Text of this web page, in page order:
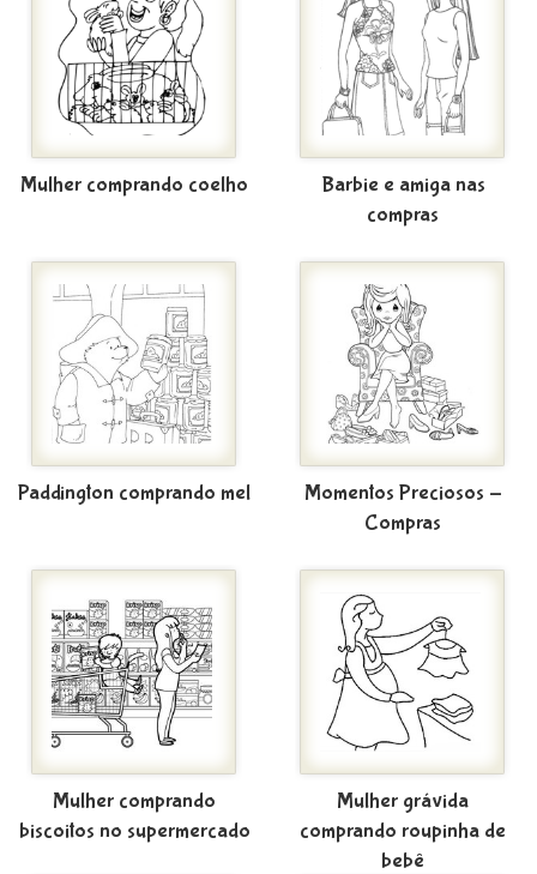
Mulher comprando coelho
Barbie e amiga nas
compras
Paddington comprando mel
Momentos Preciosos -
Compras
Mulher comprando
biscoitos no supermercado
Mulher grávida
comprando roupinha de
bebê